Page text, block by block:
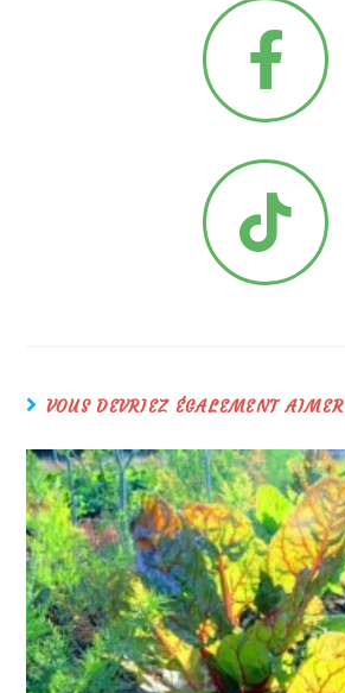
VOUS DEVRIEZ ÉGALEMENT AIMER